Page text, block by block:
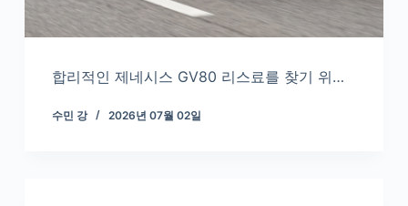
합리적인 제네시스 GV80 리스료를 찾기 위…
수민 강 2026년 07월 02일